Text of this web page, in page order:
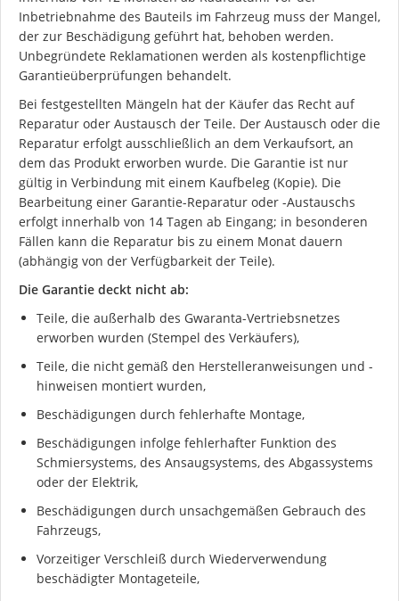
Inbetriebnahme des Bauteils im Fahrzeug muss der Mangel,
der zur Beschädigung geführt hat, behoben werden.
Unbegründete Reklamationen werden als kostenpflichtige
Garantieüberprüfungen behandelt.
Bei festgestellten Mängeln hat der Käufer das Recht auf
Reparatur oder Austausch der Teile. Der Austausch oder die
Reparatur erfolgt ausschließlich an dem Verkaufsort, an
dem das Produkt erworben wurde. Die Garantie ist nur
gültig in Verbindung mit einem Kaufbeleg (Kopie). Die
Bearbeitung einer Garantie-Reparatur oder -Austauschs
erfolgt innerhalb von 14 Tagen ab Eingang; in besonderen
Fällen kann die Reparatur bis zu einem Monat dauern
(abhängig von der Verfügbarkeit der Teile).
Die Garantie deckt nicht ab:
Teile, die außerhalb des Gwaranta-Vertriebsnetzes
erworben wurden (Stempel des Verkäufers),
Teile, die nicht gemäß den Herstelleranweisungen und -
hinweisen montiert wurden,
Beschädigungen durch fehlerhafte Montage,
Beschädigungen infolge fehlerhafter Funktion des
Schmiersystems, des Ansaugsystems, des Abgassystems
oder der Elektrik,
Beschädigungen durch unsachgemäßen Gebrauch des
Fahrzeugs,
Vorzeitiger Verschleiß durch Wiederverwendung
beschädigter Montageteile,